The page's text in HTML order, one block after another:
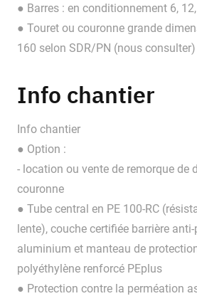
● Barres : en conditionnement 6,
● Touret ou couronne grande
160 selon SDR/PN (nous consulter)
Info chantier
Info chantier
● Option :
- location ou vente de remorque de
couronne
● Tube central en PE 100-RC
lente), couche certifiée barrière
aluminium et manteau de
polyéthylène renforcé PEplus
● Protection contre la perméation